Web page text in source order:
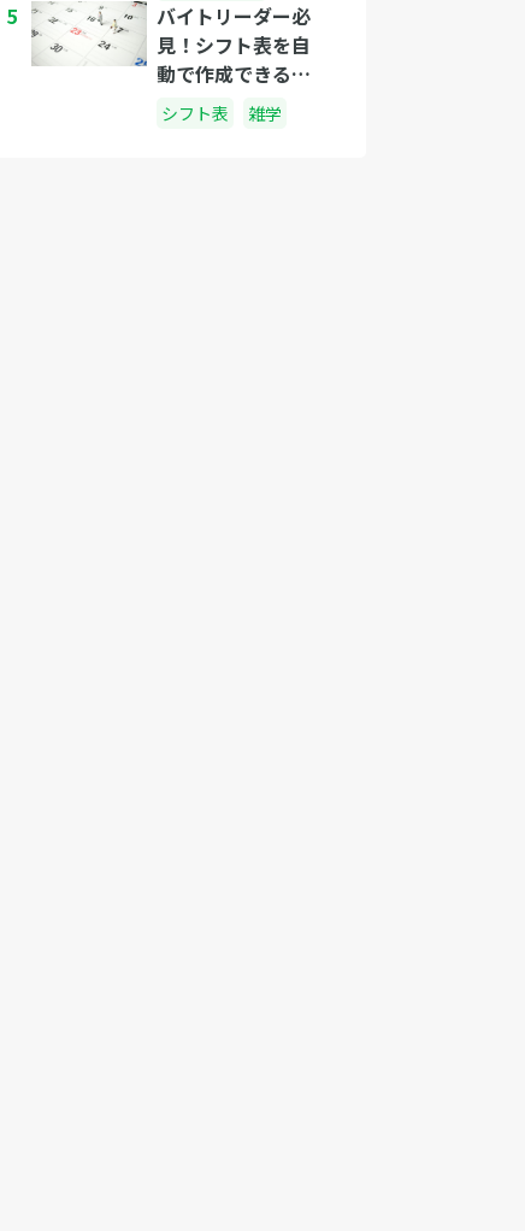
5
バイトリーダー必
見！シフト表を自
動で作成できるお
すすめサイトと
は？
シフト表 雑学